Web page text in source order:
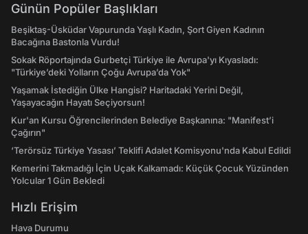
Günün Popüler Başlıkları
Beşiktaş-Üsküdar Vapurunda Yaşlı Kadın, Şort Giyen Kadının
Bacağına Bastonla Vurdu!
Sokak Röportajında Gurbetçi Türkiye ile Avrupa'yı Kıyasladı:
"Türkiye’deki Yolların Çoğu Avrupa’da Yok"
Yaşamak İstediğin Ülke Hangisi? Haritadaki Yerini Değil,
Yaşayacağın Hayatı Seçiyorsun!
Kur'an Kursu Öğrencilerinden Belediye Başkanına: "Manifest’i
Çağırın"
‘Terörsüz Türkiye Yasası’ Teklifi Adalet Komisyonu'nda Kabul Edildi
Kemerini Takmadığı İçin Uçak Kalkamadı: Küçük Çocuk Yüzünden
Yolcular 1 Gün Bekledi
Hızlı Erişim
Hava Durumu